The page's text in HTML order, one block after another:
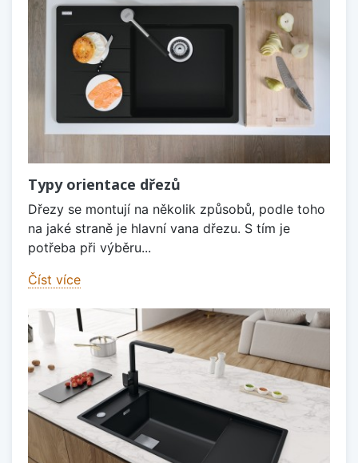
Typy orientace dřezů
Dřezy se montují na několik způsobů, podle toho
na jaké straně je hlavní vana dřezu. S tím je
potřeba při výběru...
Číst více